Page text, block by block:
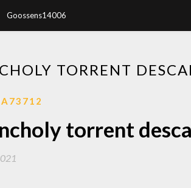
Goossens14006
TORRENT
torrent